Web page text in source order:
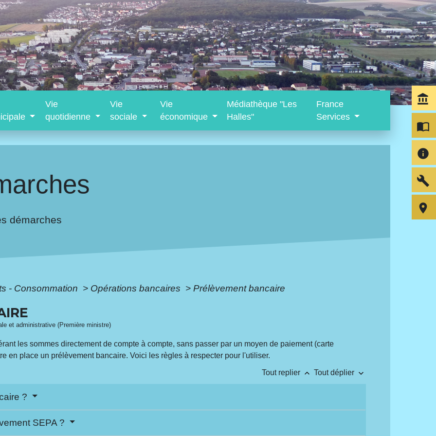
Vie
quotidienne
Vie
sociale
Vie
économique
Médiathèque "Les
Halles"
France
Services
démarches
- Consommation > Opérations bancaires > Prélèvement bancaire
et administrative (Première ministre)
les sommes directement de compte à compte, sans passer par un moyen de paiement (carte
en place un prélèvement bancaire. Voici les règles à respecter pour l'utiliser.
Tout replier keyboard_arrow_up Tout déplier keyboard_arrow_down
?
SEPA ?
account_balance
import_contacts
info
build
room